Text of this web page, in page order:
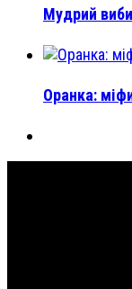
Мудрий
Оранка: